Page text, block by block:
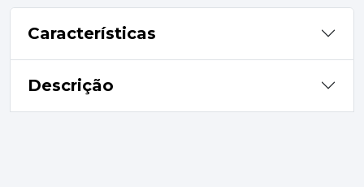
Características
Descrição